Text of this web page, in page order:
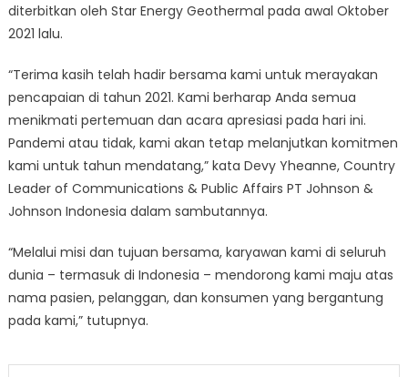
diterbitkan oleh Star Energy Geothermal pada awal Oktober
2021 lalu.
“Terima kasih telah hadir bersama kami untuk merayakan
pencapaian di tahun 2021. Kami berharap Anda semua
menikmati pertemuan dan acara apresiasi pada hari ini.
Pandemi atau tidak, kami akan tetap melanjutkan komitmen
kami untuk tahun mendatang,” kata Devy Yheanne, Country
Leader of Communications & Public Affairs PT Johnson &
Johnson Indonesia dalam sambutannya.
“Melalui misi dan tujuan bersama, karyawan kami di seluruh
dunia – termasuk di Indonesia – mendorong kami maju atas
nama pasien, pelanggan, dan konsumen yang bergantung
pada kami,” tutupnya.